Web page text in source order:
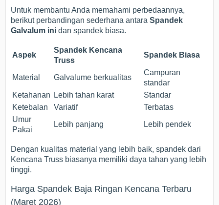
Untuk membantu Anda memahami perbedaannya,
berikut perbandingan sederhana antaraSpandek
Galvalum ini dan spandek biasa.
Aspek
Spandek Kencana
Truss
Spandek Biasa
Material Galvalume berkualitas
Campuran
standar
Ketahanan
Lebih tahan karat
Standar
Ketebalan
Variatif
Terbatas
Umur
Pakai
Lebih panjang Lebih pendek
Dengan kualitas material yang lebih baik, spandek dari
Kencana Truss biasanya memiliki daya tahan yang lebih
tinggi.
Harga Spandek Baja Ringan Kencana Terbaru
(Maret 2026)